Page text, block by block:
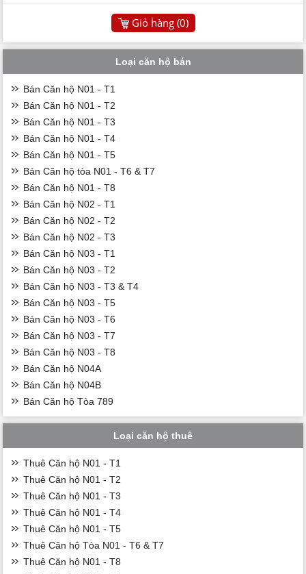
Giỏ hàng (0)
Loại căn hộ bán
Bán Căn hộ N01 - T1
Bán Căn hộ N01 - T2
Bán Căn hộ N01 - T3
Bán Căn hộ N01 - T4
Bán Căn hộ N01 - T5
Bán Căn hộ tòa N01 - T6 & T7
Bán Căn hộ N01 - T8
Bán Căn hộ N02 - T1
Bán Căn hộ N02 - T2
Bán Căn hộ N02 - T3
Bán Căn hộ N03 - T1
Bán Căn hộ N03 - T2
Bán Căn hộ N03 - T3 & T4
Bán Căn hộ N03 - T5
Bán Căn hộ N03 - T6
Bán Căn hộ N03 - T7
Bán Căn hộ N03 - T8
Bán Căn hộ N04A
Bán Căn hộ N04B
Bán Căn hộ Tòa 789
Loại căn hộ thuê
Thuê Căn hộ N01 - T1
Thuê Căn hộ N01 - T2
Thuê Căn hộ N01 - T3
Thuê Căn hộ N01 - T4
Thuê Căn hộ N01 - T5
Thuê Căn hộ Tòa N01 - T6 & T7
Thuê Căn hộ N01 - T8